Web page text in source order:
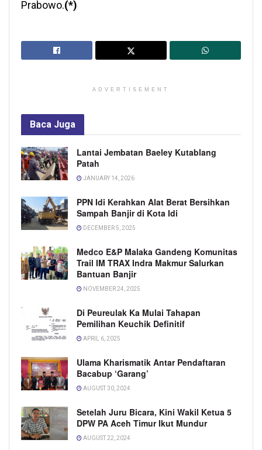
Prabowo.(*)
ADVERTISEMENT
Baca Juga
Lantai Jembatan Baeley Kutablang
Patah
JANUARY 14, 2026
PPN Idi Kerahkan Alat Berat Bersihkan
Sampah Banjir di Kota Idi
DECEMBER 5, 2025
Medco E&P Malaka Gandeng Komunitas
Trail IM TRAX Indra Makmur Salurkan
Bantuan Banjir
NOVEMBER 24, 2025
Di Peureulak Ka Mulai Tahapan
Pemilihan Keuchik Definitif
APRIL 6, 2025
Ulama Kharismatik Antar Pendaftaran
Bacabup ‘Garang’
AUGUST 30, 2024
Setelah Juru Bicara, Kini Wakil Ketua 5
DPW PA Aceh Timur Ikut Mundur
AUGUST 22, 2024